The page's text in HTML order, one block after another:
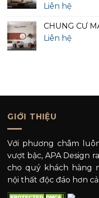
Liên hệ
CHUNG CƯ
Liên hệ
GIỚI THIỆU
Với phương châm
vượt bậc, APA Design
cho quý khách hàng
nội thất độc đáo hơn